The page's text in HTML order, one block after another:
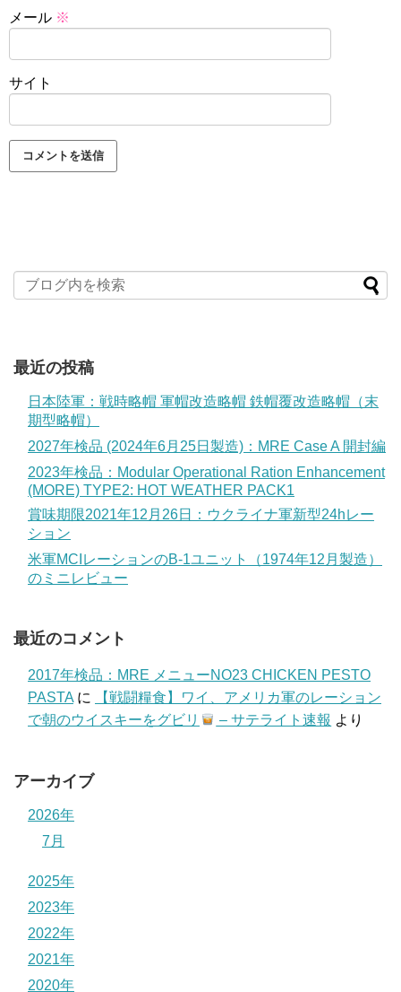
メール ※
サイト
最近の投稿
日本陸軍：戦時略帽 軍帽改造略帽 鉄帽覆改造略帽（末
期型略帽）
2027年検品 (2024年6月25日製造)：MRE Case A 開封編
2023年検品：Modular Operational Ration Enhancement
(MORE) TYPE2: HOT WEATHER PACK1
賞味期限2021年12月26日：ウクライナ軍新型24hレー
ション
米軍MCIレーションのB-1ユニット（1974年12月製造）
のミニレビュー
最近のコメント
2017年検品：MRE メニューNO23 CHICKEN PESTO
PASTA に
【戦闘糧食】ワイ、アメリカ軍のレーション
で朝のウイスキーをグビリ
– サテライト速報 より
アーカイブ
2026年
7月
2025年
2023年
2022年
2021年
2020年